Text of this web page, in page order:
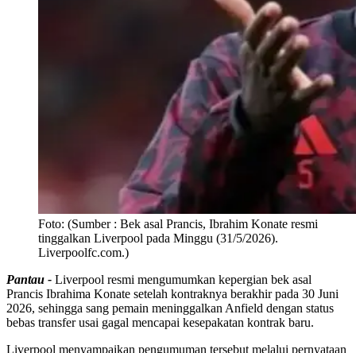
Foto: (Sumber : Bek asal Prancis, Ibrahim Konate resmi
tinggalkan Liverpool pada Minggu (31/5/2026).
Liverpoolfc.com.)
Pantau - Liverpool resmi mengumumkan kepergian bek asal
Prancis Ibrahima Konate setelah kontraknya berakhir pada 30 Juni
2026, sehingga sang pemain meninggalkan Anfield dengan status
bebas transfer usai gagal mencapai kesepakatan kontrak baru.
Liverpool menyampaikan pengumuman tersebut melalui pernyataan